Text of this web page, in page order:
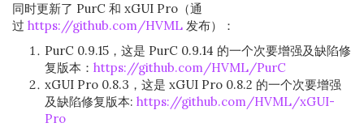
同时更新了 PurC 和 xGUI Pro（通
过 https://github.com/HVML 发布）：
PurC 0.9.15，这是 PurC 0.9.14 的一个次要增强及缺陷修
复版本： https://github.com/HVML/PurC
xGUI Pro 0.8.3，这是 xGUI Pro 0.8.2 的一个次要增强
及缺陷修复版本: https://github.com/HVML/xGUI-
Pro